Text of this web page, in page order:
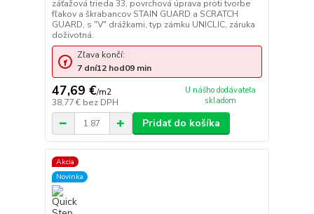
záťažová trieda 33, povrchová úprava proti tvorbe
fľakov a škrabancov STAIN GUARD a SCRATCH
GUARD, s "V" drážkami, typ zámku UNICLIC, záruka
doživotná.
47,69 €/m2
38,77 € bez DPH
U nášho dodávateľa
skladom
Zľava končí:
7 dní12 hod09 min
Pridať do košíka
Akcia
Novinka